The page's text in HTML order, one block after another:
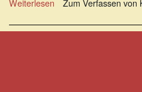
Weiterlesen über
Balodis
und
Zum Verfassen von